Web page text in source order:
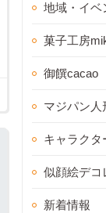
地域・イベ
菓子工房
御饌cacao
マジパン人
キャラクタ
似顔絵デコ
新着情報